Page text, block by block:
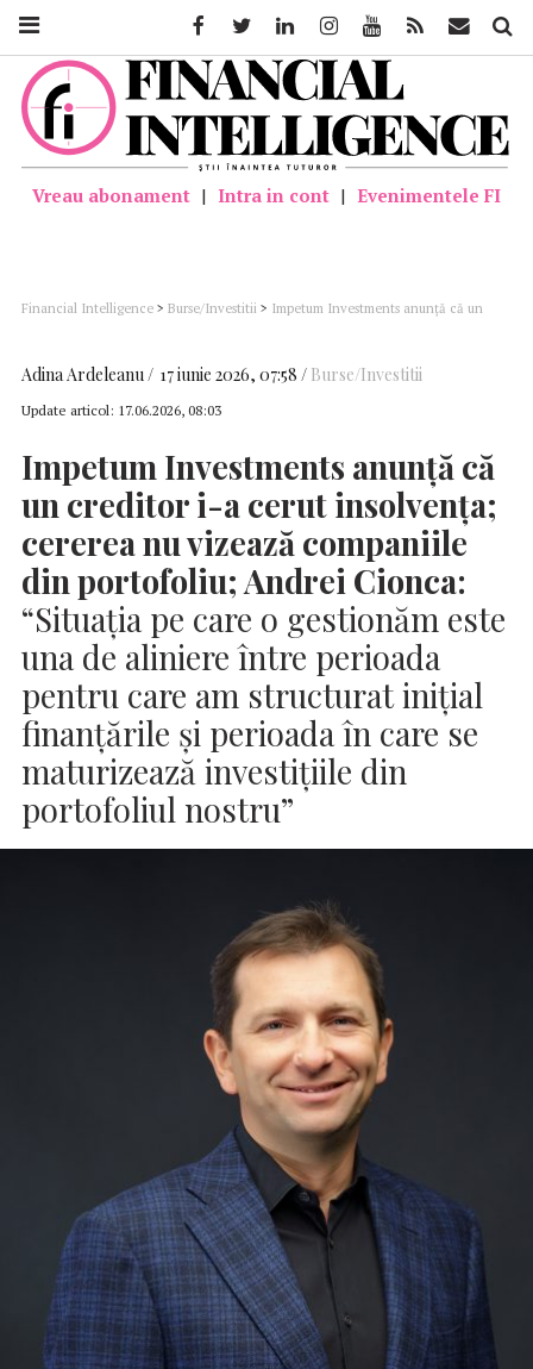
Vreau abonament | Intra in cont | Evenimentele FI
Financial Intelligence > Burse/Investitii > Impetum Investments anunță că un
pentru care am structurat inițial finanțările și perioada în care se maturizează
investițiile din portofoliul nostru”
Adina Ardeleanu 17 iunie 2026, 07:58 Burse/Investitii
Update articol: 17.06.2026, 08:03
Impetum Investments anunță că
un creditor i-a cerut insolvența;
cererea nu vizează companiile
din portofoliu; Andrei Cionca:
“Situația pe care o gestionăm este
una de aliniere între perioada
pentru care am structurat inițial
finanțările și perioada în care se
maturizează investițiile din
portofoliul nostru”
FacebookTwitter LinkedinInstagramYoutube Feed Mail